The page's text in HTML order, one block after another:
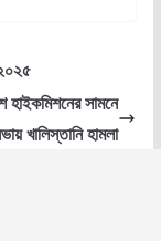
হাইকমিশনের সামনে
খালিস্তানি হামলা